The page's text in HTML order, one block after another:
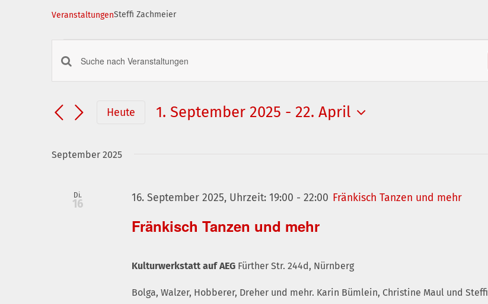
VeranstaltungenSteffi Zachmeier
Veranstaltungen
Suche
und
Ansichten,
Bitte
eingeben.
Suche
Veranstaltungen
Heute 1. September 2025 - 22. April
September 2025
Di.
16
Fränkisch Tanzen und mehr
16. September 2025, Uhrzeit: 19:00 -22:00 Fränkisch Tanzen und mehr
Kulturwerkstatt auf AEG Fürther Str. 244d, Nürnberg
Bolga, Walzer, Hobberer, Dreher und mehr. Karin Bümlein, Christine Maul und Steffi